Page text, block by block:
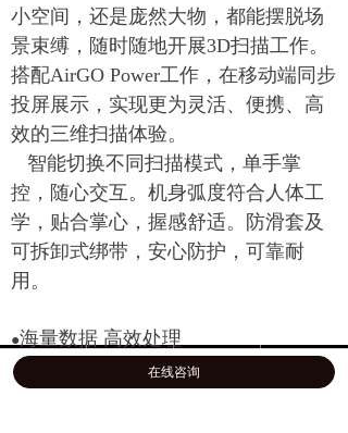
小空间，还是庞然大物，都能摆脱场
景束缚，随时随地开展3D扫描工作。
搭配AirGO Power工作，在移动端同步
投屏展示，实现更为灵活、便携、高
效的三维扫描体验。
智能切换不同扫描模式，单手掌
控，随心交互。机身弧度符合人体工
学，贴合掌心，握感舒适。防滑套及
可拆卸式绑带，安心防护，可靠耐
用。
●海量数据 高效处理
新一代超强前沿算法，Max 可达
公司介绍 产品展示
在线咨询